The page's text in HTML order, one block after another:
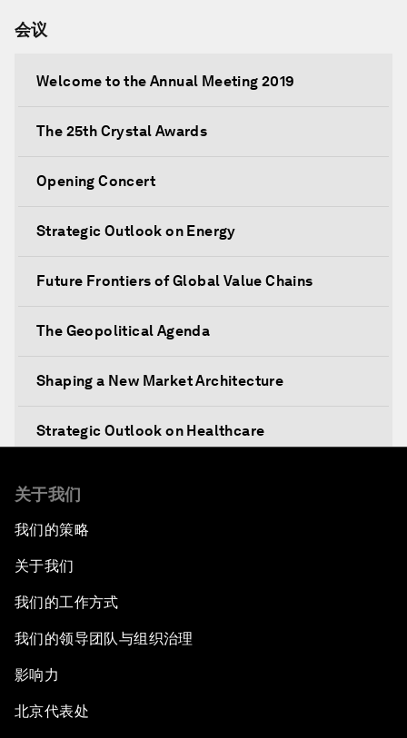
会议
Welcome to the Annual Meeting 2019
The 25th Crystal Awards
Opening Concert
Strategic Outlook on Energy
Future Frontiers of Global Value Chains
The Geopolitical Agenda
Shaping a New Market Architecture
Strategic Outlook on Healthcare
Water for Life
Strategic Outlook on the Digital Economy
Strategic Outlook on Consumption
关于我们
我们的策略
关于我们
我们的工作方式
我们的领导团队与组织治理
影响力
北京代表处